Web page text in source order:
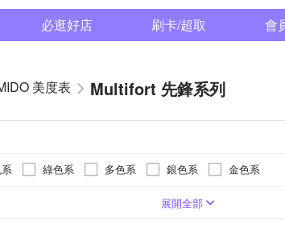
必逛好店 刷卡/超取 會
美度表 Multifort 先鋒系列
綠色系 多色系 銀色系 金色系
灰色系
帆布錶帶
活動式錶扣 一般摺疊錶扣
展開全部